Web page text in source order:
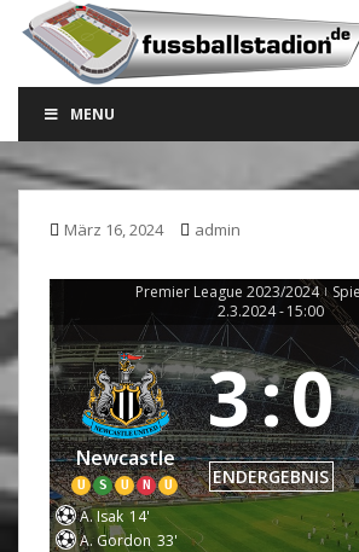
m
o
t
e
t
MENU
März 16, 2024 admin
Premier League 2023/2024 |
2.3.2024- 15:00
Newcastle
U S U N U
3:0
ENDERGEBNIS
A. Isak 14'
A. Gordon 33'